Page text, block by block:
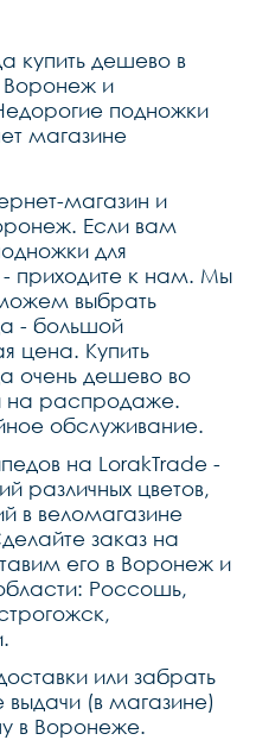
купить дешево в
Воронеж и
подножки
магазине
магазин и
Если вам
для
приходите к нам. Мы
выбрать
- большой
цена. Купить
очень дешево во
на распродаже.
обслуживание.
на LorakTrade -
различных цветов,
в веломагазине
заказ на
его в Воронеж и
Россошь,
или забрать
выдачи (в магазине)
в Воронеже.